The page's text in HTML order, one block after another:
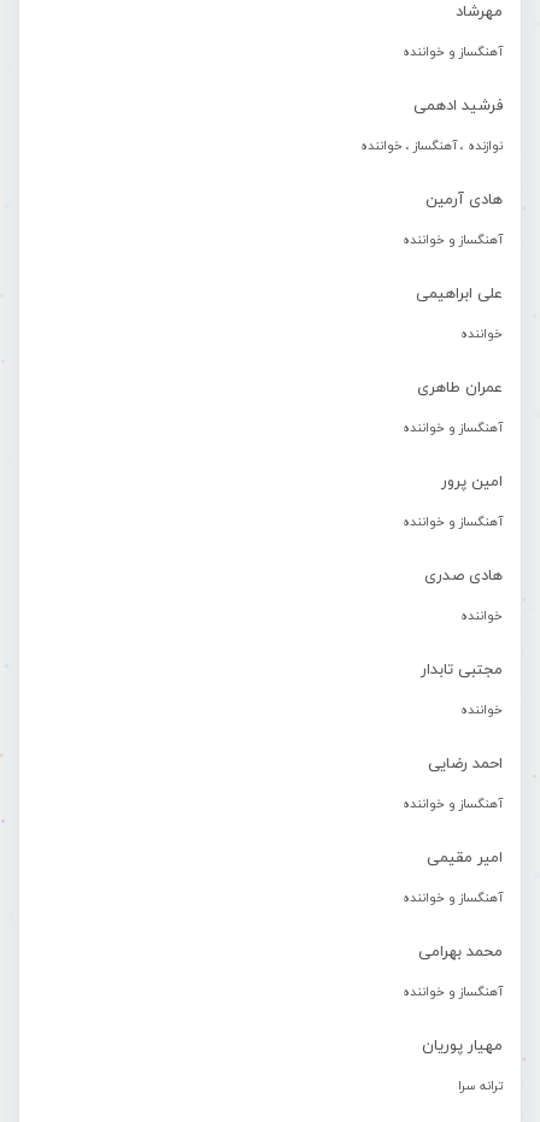
مهرشاد
آهنگساز و خواننده
فرشید ادهمی
نوازنده ، آهنگساز ، خواننده
هادی آرمین
آهنگساز و خواننده
علی ابراهیمی
خواننده
عمران طاهری
آهنگساز و خواننده
امین پرور
آهنگساز و خواننده
هادی صدری
خواننده
مجتبی تابدار
خواننده
احمد رضایی
آهنگساز و خواننده
امیر مقیمی
آهنگساز و خواننده
محمد بهرامی
آهنگساز و خواننده
مهیار پوریان
ترانه سرا